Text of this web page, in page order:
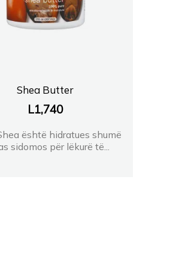
Shea Butter
L1,740
është hidratues shumë
sidomos për lëkurë të...